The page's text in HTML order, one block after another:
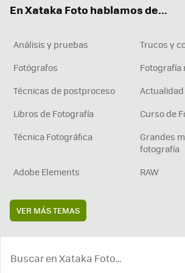
En Xataka Foto hablamos de...
Análisis y pruebas
Trucos y
Fotógrafos
Fotografía
Técnicas de postproceso
Actualidad
Libros de Fotografía
Curso de
Técnica Fotográfica
Grandes
fotografía
Adobe Elements
RAW
VER MÁS TEMAS